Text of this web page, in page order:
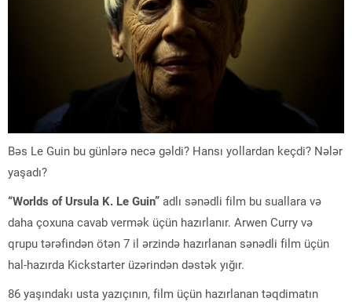
Bəs Le Guin bu günlərə necə gəldi? Hansı yollardan keçdi? Nələr
yaşadı?
“Worlds of Ursula K. Le Guin” adlı sənədli film bu suallara və
daha çoxuna cavab vermək üçün hazırlanır. Arwen Curry və
qrupu tərəfindən ötən 7 il ərzində hazırlanan sənədli film üçün
hal-hazırda Kickstarter üzərindən dəstək yığır.
86 yaşındakı usta yazıçının, film üçün hazırlanan təqdimatın